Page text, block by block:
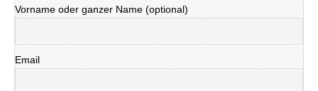
Vorname oder ganzer Name (optional)
Email